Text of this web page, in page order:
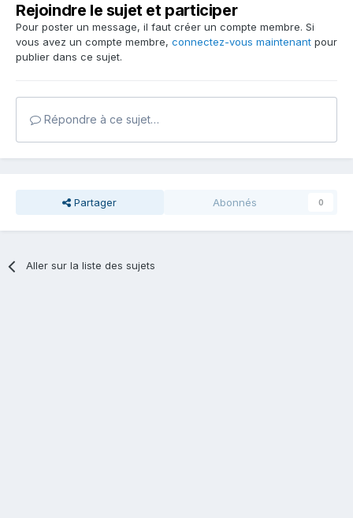
Rejoindre le sujet et participer
Pour poster un message, il faut créer un compte membre. Si
vous avez un compte membre, connectez-vous maintenant pour
publier dans ce sujet.
Répondre à ce sujet…
Partager Abonnés 0
Aller sur la liste des sujets